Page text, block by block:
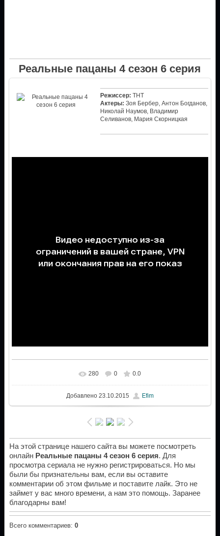
Реальные пацаны 4 сезон 6 серия
Режиссер: ТНТ
Актеры: Зоя Бербер, Антон Богданов,
Николай Наумов, Владимир
Селиванов, Мария Скорницкая
280 0 0.0
Добавлено23.10.2015 Efim
На этой странице нашего сайта вы можете посмотреть
онлайн Реальные пацаны 4 сезон 6 серия. Для
просмотра сериала не нужно регистрироваться. Но мы
были бы признательны вам, если вы оставите
комментарии об этом фильме и поставите лайк. Это не
займет у вас много времени, а нам это помощь. Заранее
благодарны вам!
Всего комментариев: 0